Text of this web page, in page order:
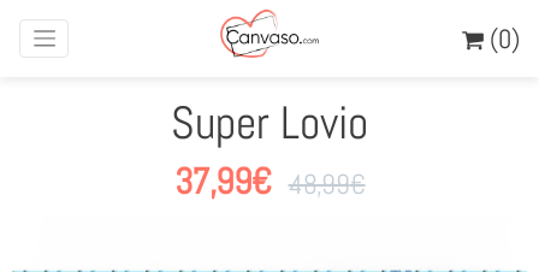
(0)
Super Lovio
37,99€ 48,99€